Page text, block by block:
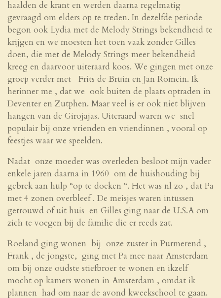
haalden de krant en werden daarna regelmatig
gevraagd om elders op te treden. In dezelfde periode
begon ook Lydia met de Melody Strings bekendheid te
krijgen en we moesten het toen vaak zonder Gilles
doen, die met de Melody Strings meer bekendheid
kreeg en daarvoor uiteraard koos. We gingen met onze
groep verder met Frits de Bruin en Jan Romein. Ik
herinner me , dat we ook buiten de plaats optraden in
Deventer en Zutphen. Maar veel is er ook niet blijven
hangen van de Girojajas. Uiteraard waren we snel
populair bij onze vrienden en vriendinnen , vooral op
feestjes waar we speelden.
Nadat onze moeder was overleden besloot mijn vader
enkele jaren daarna in 1960 om de huishouding bij
gebrek aan hulp “op te doeken “. Het was nl zo , dat Pa
met 4 zonen overbleef . De meisjes waren intussen
getrouwd of uit huis en Gilles ging naar de U.S.A om
zich te voegen bij de familie die er reeds zat.
Roeland ging wonen bij onze zuster in Purmerend ,
Frank , de jongste, ging met Pa mee naar Amsterdam
om bij onze oudste stiefbroer te wonen en ikzelf
mocht op kamers wonen in Amsterdam , omdat ik
plannen had om naar de avond kweekschool te gaan.